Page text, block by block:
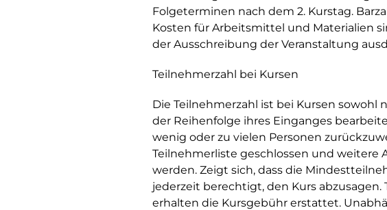
Folgeterminen nach dem 2. Kurstag.
Kosten für Arbeitsmittel und Materialien
der Ausschreibung der Veranstaltung
Teilnehmerzahl bei Kursen
Die Teilnehmerzahl ist bei Kursen
der Reihenfolge ihres Einganges
wenig oder zu vielen Personen
Teilnehmerliste geschlossen und
werden. Zeigt sich, dass die
jederzeit berechtigt, den Kurs
erhalten die Kursgebühr erstattet.